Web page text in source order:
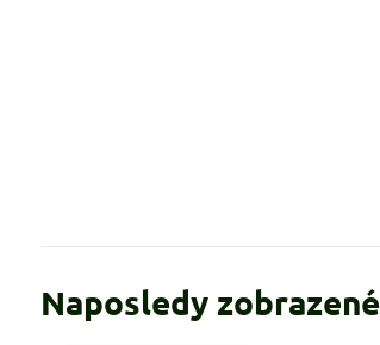
Naposledy zobrazené